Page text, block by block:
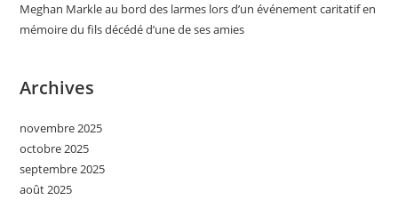
Meghan Markle au bord des larmes lors d’un événement caritatif en
mémoire du fils décédé d’une de ses amies
Archives
novembre 2025
octobre 2025
septembre 2025
août 2025